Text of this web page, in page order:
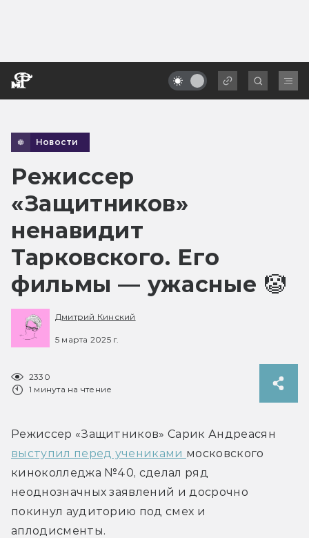
Новости
Режиссер
«Защитников»
ненавидит
Тарковского. Его
фильмы — ужасные 🤡
Дмитрий Кинский
5 марта 2025 г.
2330
1 минута на чтение
Режиссер «Защитников»
выступил перед учениками
киноколледжа №40, сделал ряд
неоднозначных заявлений и досрочно
покинул аудиторию под смех и
аплодисменты.